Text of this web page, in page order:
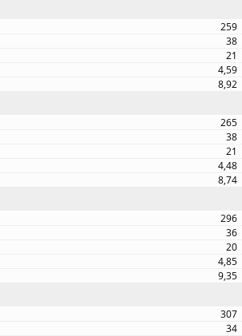
259
38
21
4,59
8,92
265
38
21
4,48
8,74
296
36
20
4,85
9,35
307
34